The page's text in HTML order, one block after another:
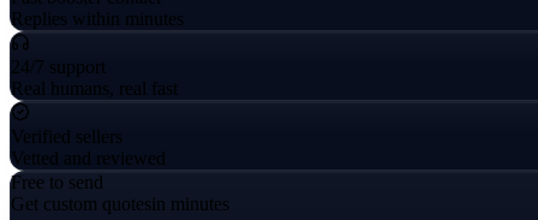
Replies within minutes
24/7 support
Real humans, real fast
Verified sellers
Vetted and reviewed
Free to send
Get custom quotesin minutes